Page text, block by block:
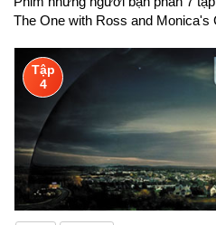
The One with Ross and Monica's
Tập
4